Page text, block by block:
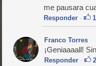
me pausara
Responder ·
Franco Torres
¡Geniaaaall!
Responder ·